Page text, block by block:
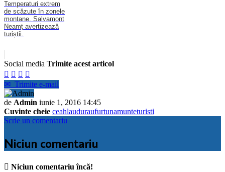
Temperaturi extrem
de scăzute în zonele
montane. Salvamont
Neamț avertizează
turiștii.
Social media Trimite acest articol
   
✉ Trimite e-mail
de Admin iunie 1, 2016 14:45
Cuvinte cheie ceahlauduraufurtunamunteturisti
Scrie un comentariu
Niciun comentariu
 Niciun comentariu încă!